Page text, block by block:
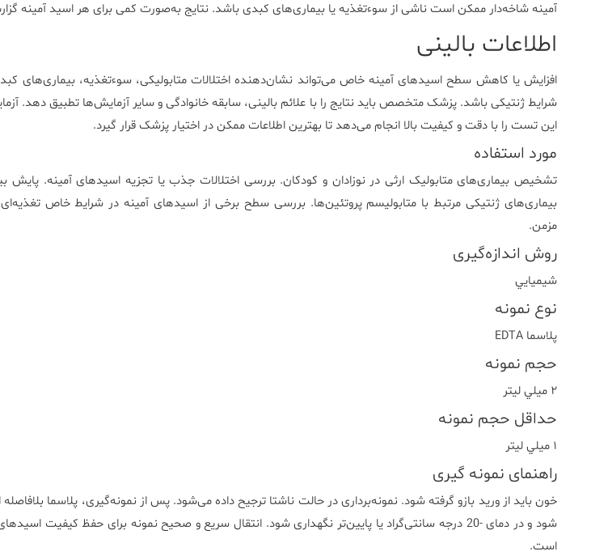
آمینه شاخه‌دار ممکن است ناشی از سوءتغذیه یا بیماری‌های کبدی باشد. نتایج به‌صورت کمی برای هر اسید آمینه
اطلاعات بالینی
افزایش یا کاهش سطح اسیدهای آمینه خاص می‌تواند نشان‌دهنده اختلالات متابولیکی، سوءتغذیه، بیماری‌های
شرایط ژنتیکی باشد. پزشک متخصص باید نتایج را با علائم بالینی، سابقه خانوادگی و سایر آزمایش‌ها تطبیق دهد.
این تست را با دقت و کیفیت بالا انجام می‌دهد تا بهترین اطلاعات ممکن در اختیار پزشک قرار گیرد.
مورد استفاده
تشخیص بیماری‌های متابولیک ارثی در نوزادان و کودکان. بررسی اختلالات جذب یا تجزیه اسیدهای آمینه. پایش
بیماری‌های ژنتیکی مرتبط با متابولیسم پروتئین‌ها. بررسی سطح برخی از اسیدهای آمینه در شرایط خاص
مزمن.
روش اندازه‌گیری
شيميايي
نوع نمونه
پلاسما EDTA
حجم نمونه
٢ ميلي ليتر
حداقل حجم نمونه
١ ميلي ليتر
راهنمای نمونه گیری
خون باید از ورید بازو گرفته شود. نمونه‌برداری در حالت ناشتا ترجیح داده می‌شود. پس از نمونه‌گیری، پلاسما
شود و در دمای -20 درجه سانتی‌گراد یا پایین‌تر نگهداری شود. انتقال سریع و صحیح نمونه برای حفظ کیفیت
است.